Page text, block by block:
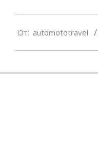
06-
От: automototravel